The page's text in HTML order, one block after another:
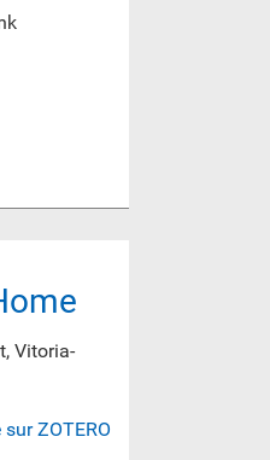
Vitoria-
ZOTERO